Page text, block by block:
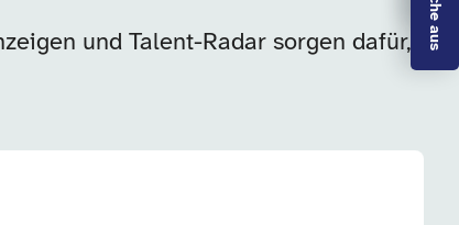
und Talent-Radar sorgen dafür,